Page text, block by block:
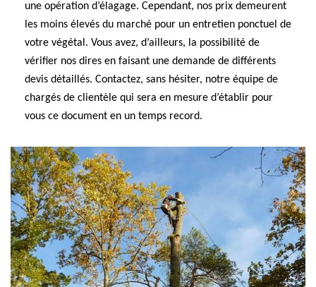
une opération d’élagage. Cependant, nos prix demeurent
les moins élevés du marché pour un entretien ponctuel de
votre végétal. Vous avez, d’ailleurs, la possibilité de
vérifier nos dires en faisant une demande de différents
devis détaillés. Contactez, sans hésiter, notre équipe de
chargés de clientèle qui sera en mesure d’établir pour
vous ce document en un temps record.